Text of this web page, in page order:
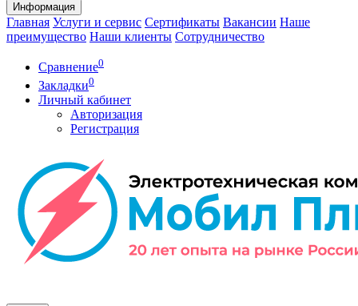
Информация
Главная Услуги и сервис Сертификаты Вакансии Наше
преимущество Наши клиенты Сотрудничество
Сравнение0
Закладки0
Личный кабинет
Авторизация
Регистрация